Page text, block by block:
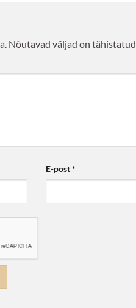
Nõutavad väljad on tähistatud
E-post*